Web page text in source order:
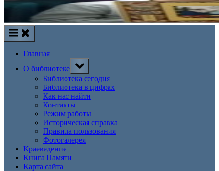
Главная
О библиотеке
Toggle
sub-
menu
Библиотека сегодня
Библиотека в цифрах
Как нас найти
Контакты
Режим работы
Историческая справка
Правила пользования
Фотогалерея
Краеведение
Книга Памяти
Карта сайта